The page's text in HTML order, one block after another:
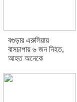
বগুড়ার এরুলিয়ায়
বাসচাপায় ৬ জন নিহত,
আহত অনেকে